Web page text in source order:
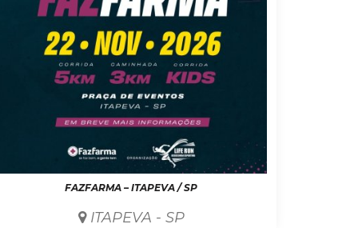
FAZFARMA – ITAPEVA / SP
ITAPEVA - SP